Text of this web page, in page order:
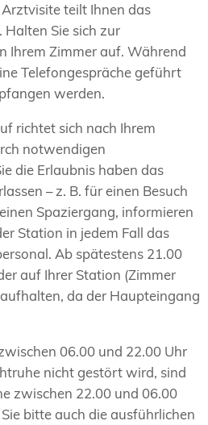
teilt Ihnen das
Sie sich zur
Ihrem Zimmer auf. Während
Telefongespräche geführt
werden.
richtet sich nach Ihrem
notwendigen
die Erlaubnis haben das
– z. B. für einen Besuch
Spaziergang, informieren
Station in jedem Fall das
Ab spätestens 21.00
auf Ihrer Station (Zimmer
da der Haupteingang
06.00 und 22.00 Uhr
nicht gestört wird, sind
zwischen 22.00 und 06.00
bitte auch die ausführlichen